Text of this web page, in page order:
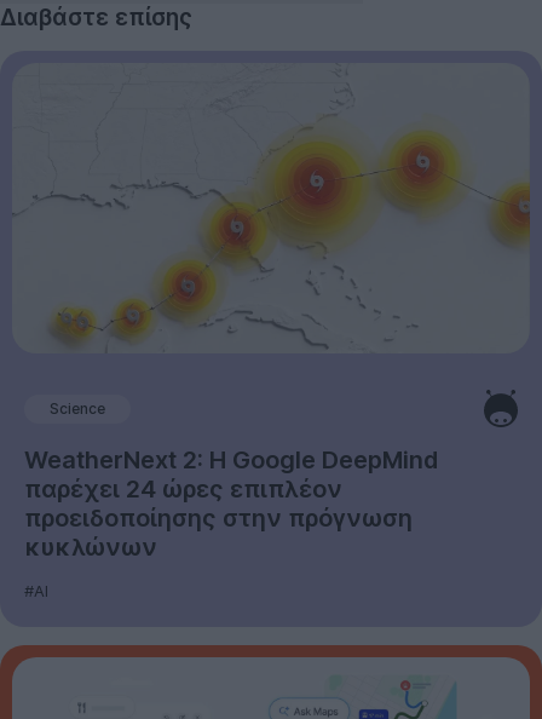
Διαβάστε επίσης
Science
WeatherNext 2: Η Google DeepMind
παρέχει 24 ώρες επιπλέον
προειδοποίησης στην πρόγνωση
κυκλώνων
#AI